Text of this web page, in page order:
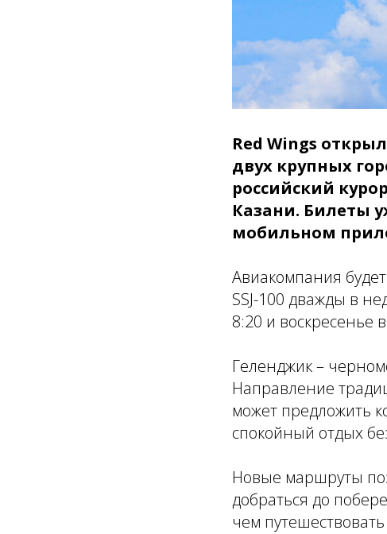
Red Wings
двух крупных
российский
Казани. Билеты
мобильном
Авиакомпания
SSJ-100 дважды в
8:20 и воскресенье
Геленджик –
Направление
может предложить
спокойный отдых
Новые маршруты
добраться до
чем